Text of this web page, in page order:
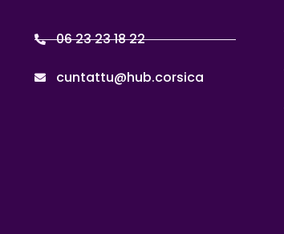
06 23 23 18 22
cuntattu@hub.corsica